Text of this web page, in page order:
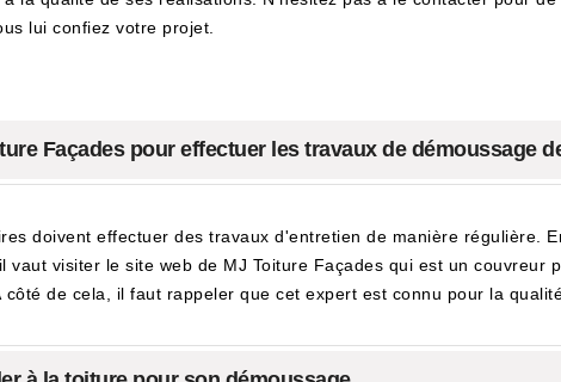
lui confiez votre projet.
Façades pour effectuer les travaux de démoussage
doivent effectuer des travaux d'entretien de manière régulière.
visiter le site web de MJ Toiture Façades qui est un couvreur
de cela, il faut rappeler que cet expert est connu pour la